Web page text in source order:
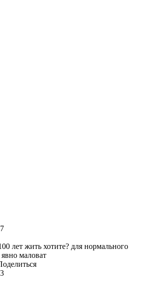
лет жить хотите? для нормального
маловат